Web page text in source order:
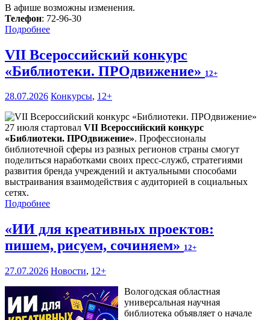
В афише возможны изменения.
Телефон: 72-96-30
Подробнее
VII Всероссийский конкурс
«Библиотеки. ПРОдвижение» 12+
28.07.2026 Конкурсы, 12+
27 июля стартовал VII Всероссийский конкурс
«Библиотеки. ПРОдвижение». Профессионалы
библиотечной сферы из разных регионов страны смогут
поделиться наработками своих пресс-служб, стратегиями
развития бренда учреждений и актуальными способами
выстраивания взаимодействия с аудиторией в социальных
сетях.
Подробнее
«ИИ для креативных проектов:
пишем, рисуем, сочиняем» 12+
27.07.2026 Новости, 12+
Вологодская областная
универсальная научная
библиотека объявляет о начале